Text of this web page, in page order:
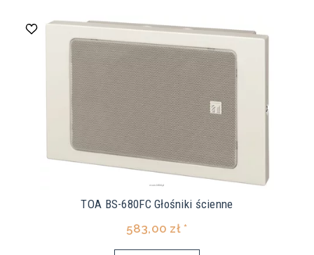
TOA BS-680FC Głośniki ścienne
583,00 zł *